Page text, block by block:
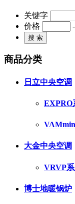
关键字
价格
-
商品分类
日立中央空调
EXPRO
大金中央空调
VRVP系
博士地暖锅炉